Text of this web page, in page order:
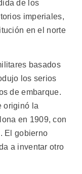
de los
imperiales,
en el norte
basados
los serios
de embarque.
originó la
en 1909, con
El gobierno
a inventar otro